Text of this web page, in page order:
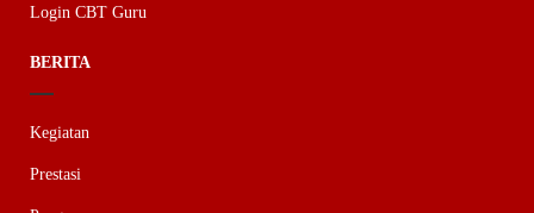
Login CBT Guru
BERITA
Kegiatan
Prestasi